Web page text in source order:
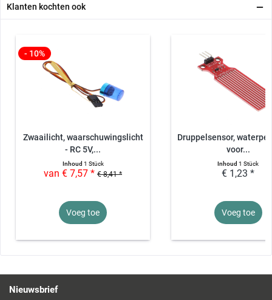
Klanten kochten ook
- 10%
Zwaailicht, waarschuwingslicht
- RC 5V,...
Inhoud 1 Stück
van € 7,57 * € 8,41 *
Voeg toe
Druppelsensor,
voor...
Inhoud1 Stück
€ 1,23 *
Voeg toe
Nieuwsbrief